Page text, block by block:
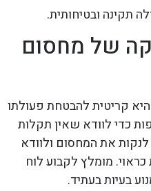
תקינה ובטיחותית.
של מחסום
קריטית להבטחת פעולתו
כדי לוודא שאין תקלות
את המחסום ולוודא
מומלץ לקבוע לוח
בעיות בעתיד.